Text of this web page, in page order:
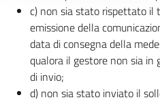
c) non sia stato rispettato il
emissione della
data di consegna della
qualora il gestore non sia in
di invio;
d) non sia stato inviato il